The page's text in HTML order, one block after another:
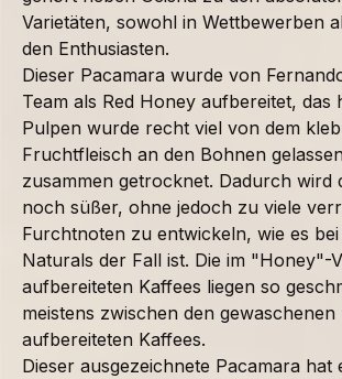
Varietäten, sowohl in Wettbewerben
den Enthusiasten.
Dieser Pacamara wurde von
Team als Red Honey aufbereitet, das
Pulpen wurde recht viel von dem
Fruchtfleisch an den Bohnen
zusammen getrocknet. Dadurch wird
noch süßer, ohne jedoch zu viele
Furchtnoten zu entwickeln, wie es bei
Naturals der Fall ist. Die im "Honey"-
aufbereiteten Kaffees liegen so
meistens zwischen den
aufbereiteten Kaffees.
Dieser ausgezeichnete Pacamara hat